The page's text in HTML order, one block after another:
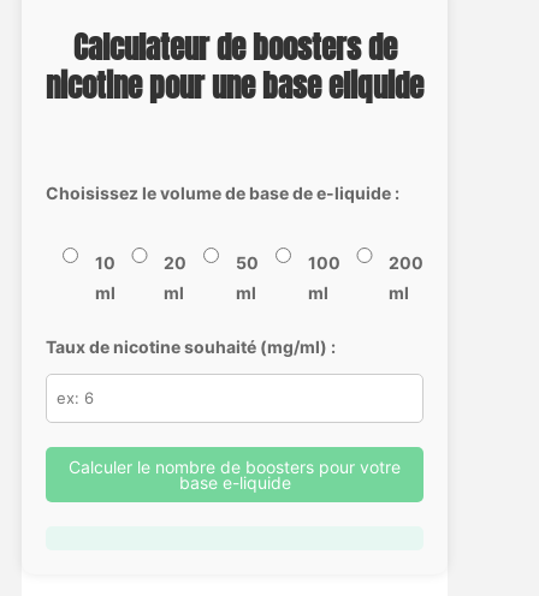
Calculateur de boosters de
nicotine pour une base eliquide
Choisissez le volume de base de e-liquide :
10
ml
20
ml
50
ml
100
ml
200
ml
Taux de nicotine souhaité (mg/ml) :
Calculer le nombre de boosters pour votre
base e-liquide